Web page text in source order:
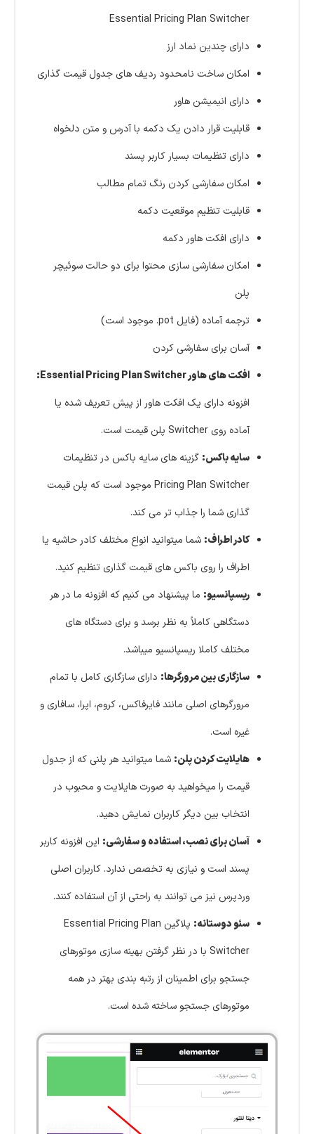
Essential Pricing Plan Switcher
دارای چندین نماد ارز
امکان ساخت نامحدود ردیف های جدول قیمت گذاری
دارای انیمیشن هاور
قابلیت قرار دادن یک دکمه با آدرس و متن دلخواه
دارای تنظیمات بسیار کاربر پسند
امکان سفارشی کردن رنگ تمام مطالب
قابلیت تنظیم موقعیت دکمه
دارای افکت هاور دکمه
امکان سفارشی سازی محتوا برای دو حالت سوئیچر
پلن
ترجمه آماده (فایل pot. موجود است)
آسان برای سفارشی کردن
افکت های هاور Essential Pricing Plan Switcher:
افزونه دارای یک افکت هاور از پیش تعریف شده یا
آماده روی Switcher پلن قیمت است.
سایه باکس: گزینه های سایه باکس در تنظیمات
Pricing Plan Switcher موجود است که پلن قیمت
گذاری شما را جذاب تر می کند.
کادر اطراف: شما میتوانید انواع مختلف کادر حاشیه یا
اطراف را روی باکس های قیمت گذاری تنظیم کنید.
ریسپانسیو: ما پیشنهاد می کنیم که افزونه ما در هر
دستگاهی کاملاً به نظر برسد و برای دستگاه های
مختلف کاملا ریسپانسیو میباشد.
سازگاری بین مرورگرها: دارای سازگاری کامل با تمام
مرورگرهای اصلی مانند فایرفاکس، کروم، اپرا، سافاری و
غیره است.
هایلایت کردن پلن: شما میتوانید هر پلنی که از جدول
قیمت را میخواهید به صورت هایلایت و محبوب در
انتخاب بین دیگر کاربران نمایش دهید.
آسان برای نصب، استفاده و سفارشی: این افزونه کاربر
پسند است و نیازی به تخصص ندارد. کاربران اصلی
وردپرس نیز می توانند به راحتی از آن استفاده کنند.
سئو دوستانه:
پلاگین Essential Pricing Plan
Switcher با در نظر گرفتن بهینه سازی موتورهای
جستجو برای اطمینان از رتبه بندی بهتر در همه
موتورهای جستجو ساخته شده است.